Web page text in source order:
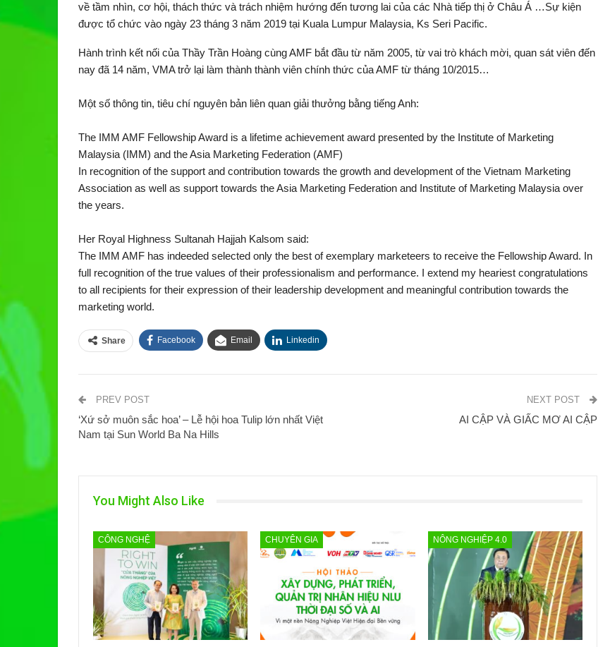
về tầm nhìn, cơ hội, thách thức và trách nhiệm hướng đến tương lai của các Nhà tiếp thị ở Châu Á …Sự kiện
được tổ chức vào ngày 23 tháng 3 năm 2019 tại Kuala Lumpur Malaysia, Ks Seri Pacific.
Hành trình kết nối của Thầy Trần Hoàng cùng AMF bắt đầu từ năm 2005, từ vai trò khách mời, quan sát viên đến
nay đã 14 năm, VMA trở lại làm thành thành viên chính thức của AMF từ tháng 10/2015…
Một số thông tin, tiêu chí nguyên bản liên quan giải thưởng bằng tiếng Anh:
The IMM AMF Fellowship Award is a lifetime achievement award presented by the Institute of Marketing
Malaysia (IMM) and the Asia Marketing Federation (AMF)
In recognition of the support and contribution towards the growth and development of the Vietnam Marketing
Association as well as support towards the Asia Marketing Federation and Institute of Marketing Malaysia over
the years.
Her Royal Highness Sultanah Hajjah Kalsom said:
The IMM AMF has indeeded selected only the best of exemplary marketeers to receive the Fellowship Award. In
full recognition of the true values of their professionalism and performance. I extend my heariest congratulations
to all recipients for their expression of their leadership development and meaningful contribution towards the
marketing world.
Share Facebook Email Linkedin
PREV POST
‘Xứ sở muôn sắc hoa’ – Lễ hội hoa Tulip lớn nhất Việt
Nam tại Sun World Ba Na Hills
NEXT POST
AI CẬP VÀ GIẤC MƠ AI CẬP
You Might Also Like
CÔNG NGHỆ CHUYÊN GIA NÔNG NGHIỆP 4.0